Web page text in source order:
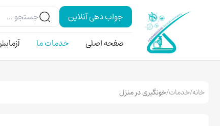
جواب دهی آنلاین
صفحه اصلی
خدمات ما
خانه/خدمات/خونگیری در منزل